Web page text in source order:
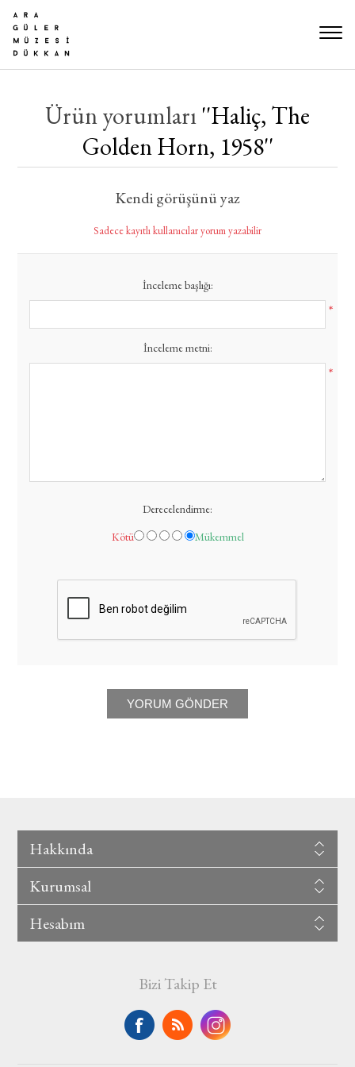
Ürün yorumları Haliç, The
Golden Horn, 1958​
Kendi görüşünü yaz
Sadece kayıtlı kullanıcılar yorum yazabilir
İnceleme başlığı:
*
İnceleme metni:
*
Derecelendirme:
Kötü
Mükemmel
YORUM GÖNDER
Hakkında
Kurumsal
Hesabım
Bizi Takip Et